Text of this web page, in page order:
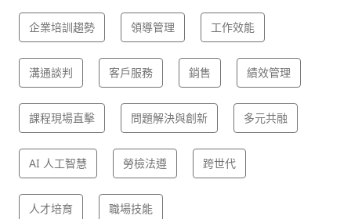
企業培訓趨勢 領導管理 工作效能
溝通談判 客戶服務 銷售 績效管理
課程現場直擊 問題解決與創新 多元共融
AI 人工智慧 勞檢法遵 跨世代
人才培育 職場技能